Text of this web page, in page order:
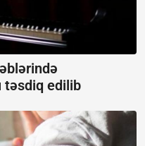
təsdiq edilib